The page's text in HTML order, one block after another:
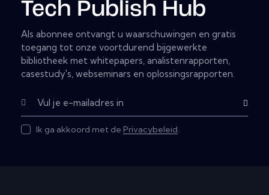
Tech Publish Hub
Als abonnee ontvangt u waarschuwingen en gratis
toegang tot onze voortdurend bijgewerkte
bibliotheek met whitepapers, analistenrapporten,
casestudy's, webseminars en oplossingsrapporten.
Subscribe
Ik ga akkoord met de Privacybeleid.